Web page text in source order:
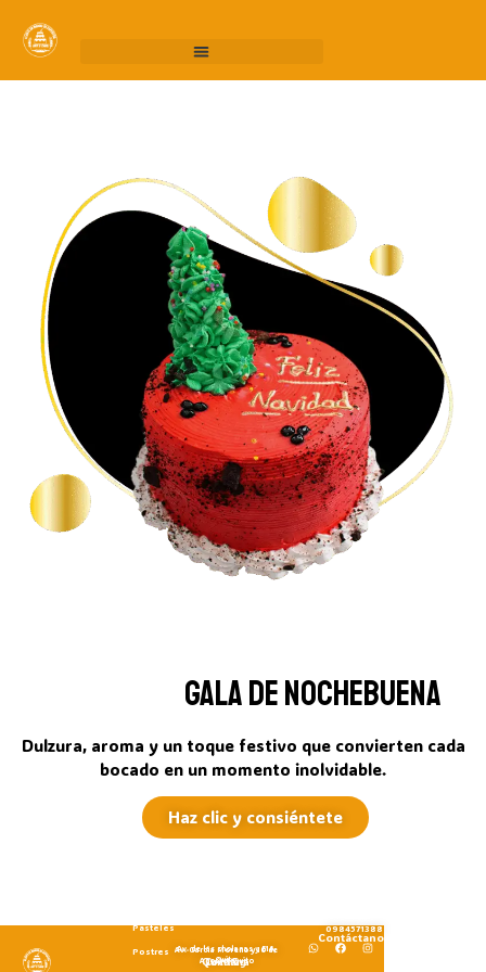
Gala de Nochebuena
Dulzura, aroma y un toque festivo que convierten cada
bocado en un momento inolvidable.
Haz clic y consiéntete
Pasteles
Postres
Cocotog
Av. Garcia Moreno y 10 de
Agosto, Quito
Quintana
Av. de las cholanas y E16,
Quito
Contáctanos
0984571388